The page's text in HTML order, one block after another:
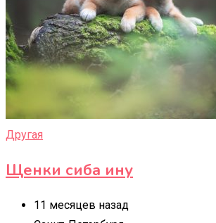
Другая
Щенки сиба ину
11 месяцев назад